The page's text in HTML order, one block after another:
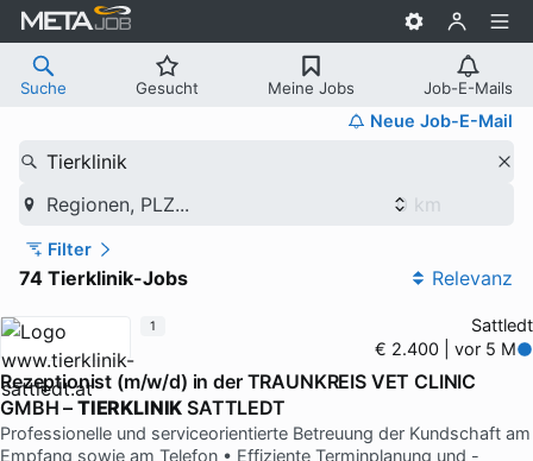
Suche Gesucht Meine Jobs Job-E-Mails
Neue Job-E-Mail
Tierklinik
Regionen, PLZ...
Filter
74 Tierklinik-Jobs Relevanz
Sattledt
€ 2.400 | vor 5 M
Rezeptionist (m/w/d) in der TRAUNKREIS VET CLINIC
GMBH – TIERKLINIK SATTLEDT
Professionelle und serviceorientierte Betreuung der Kundschaft am
Empfang sowie am Telefon • Effiziente Terminplanung und -
1